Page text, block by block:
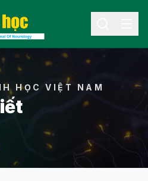
HỌC VIỆT NAM